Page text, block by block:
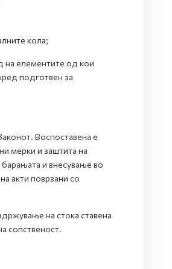
кола;
на елементите од кои
подготвен за
Воспоставена е
мерки и заштита на
и внесување во
акти поврзани со
на стока ставена
сопственост.